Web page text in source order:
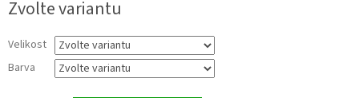
cena:
Zvolte variantu
Velikost
Barva